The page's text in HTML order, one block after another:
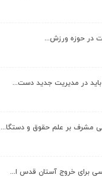
در حوزه ورزش...
باید در مدیریت جدید دست...
مشرف بر علم حقوق و دستگا...
برای خروج آستان قدس ا...